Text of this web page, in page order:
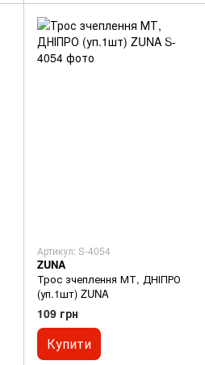
Артикул: S-4054
ZUNA
Трос зчеплення МТ, ДНІПРО
(уп.1шт) ZUNA
109 грн
Купити